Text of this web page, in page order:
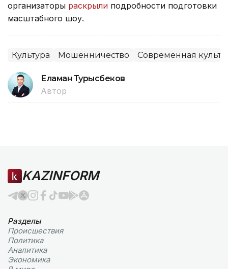
организаторы раскрыли подробности подготовки
масштабного шоу.
Культура Мошенничество Современная
Еламан Турысбеков
Автор
KAZINFORM
Разделы
Происшествия
Политика
Аналитика
Экономика